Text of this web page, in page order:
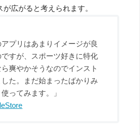
広がると考えられます。
アプリはあまりイメージが良
ですが、スポーツ好きに特化
爽やかそうなのでインスト
た。まだ始まったばかりみ
ってみます。」